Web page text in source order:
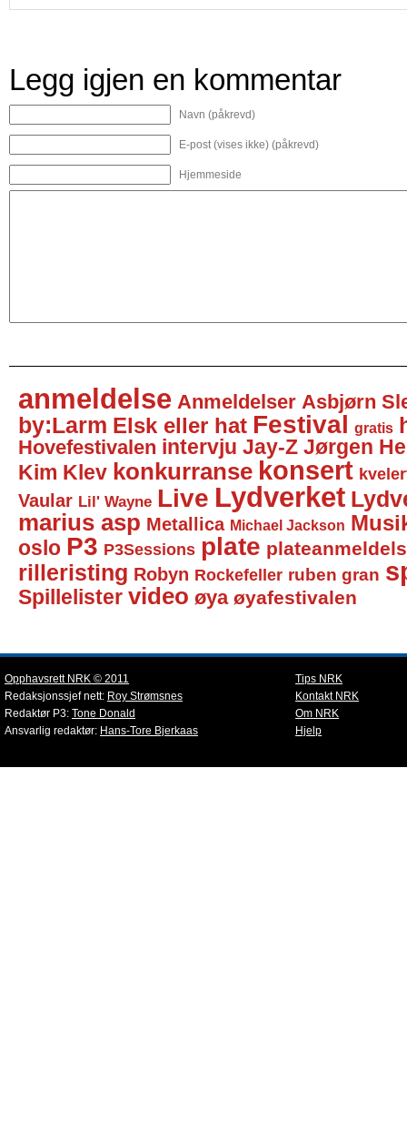
Legg igjen en kommentar
Navn (påkrevd)
E-post (vises ikke) (påkrevd)
Hjemmeside
anmeldelse Anmeldelser Asbjørn
by:Larm Elsk eller hat Festival gratis
Hovefestivalen intervju Jay-Z Jørgen
Kim Klev konkurranse konsert
Vaular Lil' Wayne Live Lydverket
marius asp Metallica Michael Jackson
oslo P3 P3Sessions plate
rilleristing Robyn Rockefeller ruben gran
Spillelister video øya øyafestivalen
Opphavsrett NRK © 2011
Redaksjonssjef nett: Roy Strømsnes
Redaktør P3: Tone Donald
Ansvarlig redaktør: Hans-Tore Bjerkaas
Tips NRK
Kontakt NRK
Om NRK
Hjelp